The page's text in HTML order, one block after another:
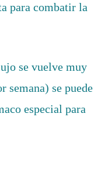
para combatir la
se vuelve muy
semana) se puede
especial para